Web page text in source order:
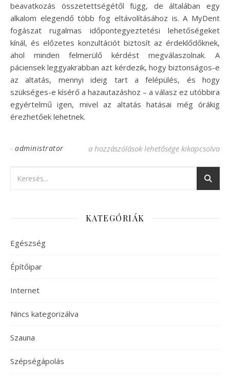
beavatkozás összetettségétől függ, de általában egy
alkalom elegendő több fog eltávolításához is. A MyDent
fogászat rugalmas időpontegyeztetési lehetőségeket
kínál, és előzetes konzultációt biztosít az érdeklődőknek,
ahol minden felmerülő kérdést megválaszolnak. A
páciensek leggyakrabban azt kérdezik, hogy biztonságos-e
az altatás, mennyi ideig tart a felépülés, és hogy
szükséges-e kísérő a hazautazáshoz – a válasz ez utóbbira
egyértelmű igen, mivel az altatás hatásai még órákig
érezhetőek lehetnek.
- administrator Fájdalommentes foghúzás altatásban a
a hozzászólások lehetősége kikapcsolva
KATEGÓRIÁK
Egészség
Építőipar
Internet
Nincs kategorizálva
Szauna
Szépségápolás